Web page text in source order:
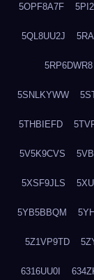
5OPF8A7F
5QL8UU2J
5RP6DWR8
5SNLKYWW
5THBIEFD
5V5K9CVS
5XSF9JLS
5YB5BBQM
5Z1VP9TD
6316UU0I